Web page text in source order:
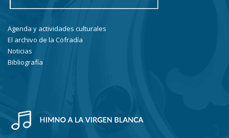
Agenda y actividades culturales
El archivo de la Cofradía
Noticias
Bibliografía